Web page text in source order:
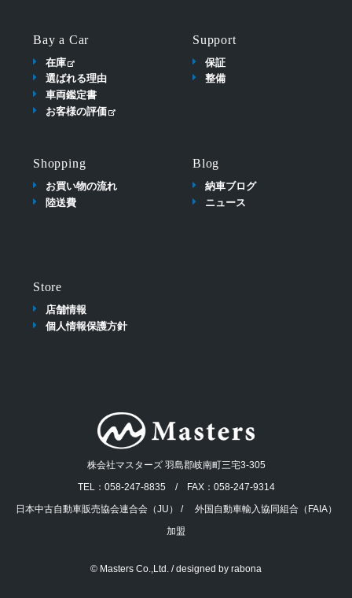
Bay a Car
在庫
選ばれる理由
車両鑑定書
お客様の評価
Support
保証
整備
Shopping
お買い物の流れ
陸送費
Blog
納車ブログ
ニュース
Store
店舗情報
個人情報保護方針
株会社マスターズ 羽島郡岐南町三宅3-305
TEL：058-247-8835 / FAX：058-247-9314
日本中古自動車販売協会連合会（JU） / 外国自動車輸入協同組合（FAIA）
加盟
© Masters Co.,Ltd. / designed by rabona